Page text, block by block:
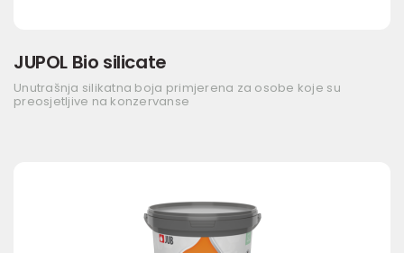
JUPOL Bio silicate
Unutrašnja silikatna boja primjerena za osobe koje su
preosjetljive na konzervanse